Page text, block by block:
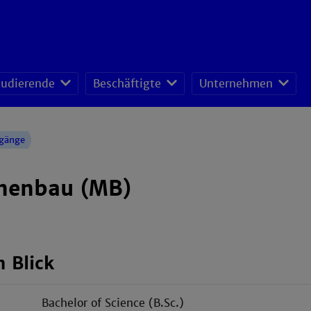
Beschäftigte Unternehmen
(MB)
Blick
Bachelor of Science (B.Sc.)